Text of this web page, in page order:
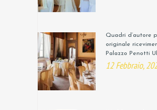
Quadri d’autore
originale
Palazzo Penotti
12 Febbraio,